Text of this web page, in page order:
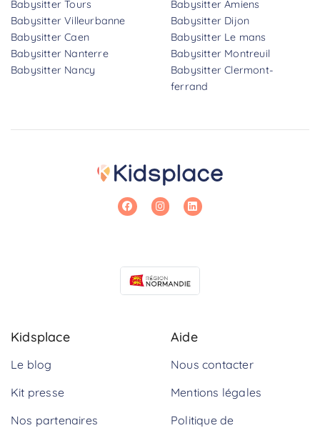
Babysitter Tours
Babysitter Amiens
Babysitter Villeurbanne
Babysitter Dijon
Babysitter Caen
Babysitter Le mans
Babysitter Nanterre
Babysitter Montreuil
Babysitter Nancy
Babysitter Clermont-
ferrand
Kidsplace
Le blog
Kit presse
Nos partenaires
Aide
Nous contacter
Mentions légales
Politique de